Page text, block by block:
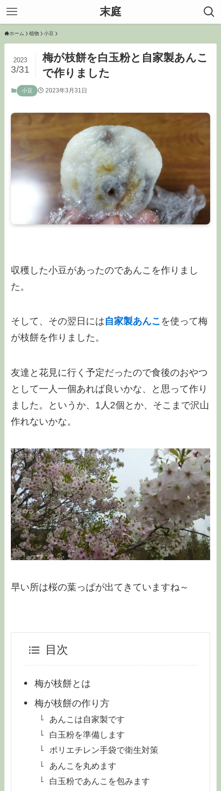
末庭
ホーム 植物 小豆
梅が枝餅を白玉粉と自家製あんこ
で作りました
2023
3/31
小豆 2023年3月31日
収穫した小豆があったのであんこを作りまし
た。
そして、その翌日には自家製あんこ を使って梅
が枝餅を作りました。
友達と花見に行く予定だったので食後のおやつ
として一人一個あれば良いかな、と思って作り
ました。というか、1人2個とか、そこまで沢山
作れないかな。
早い所は桜の葉っぱが出てきていますね～
目次
梅が枝餅とは
梅が枝餅の作り方
あんこは自家製です
白玉粉を準備します
ポリエチレン手袋で衛生対策
あんこを丸めます
白玉粉であんこを包みます